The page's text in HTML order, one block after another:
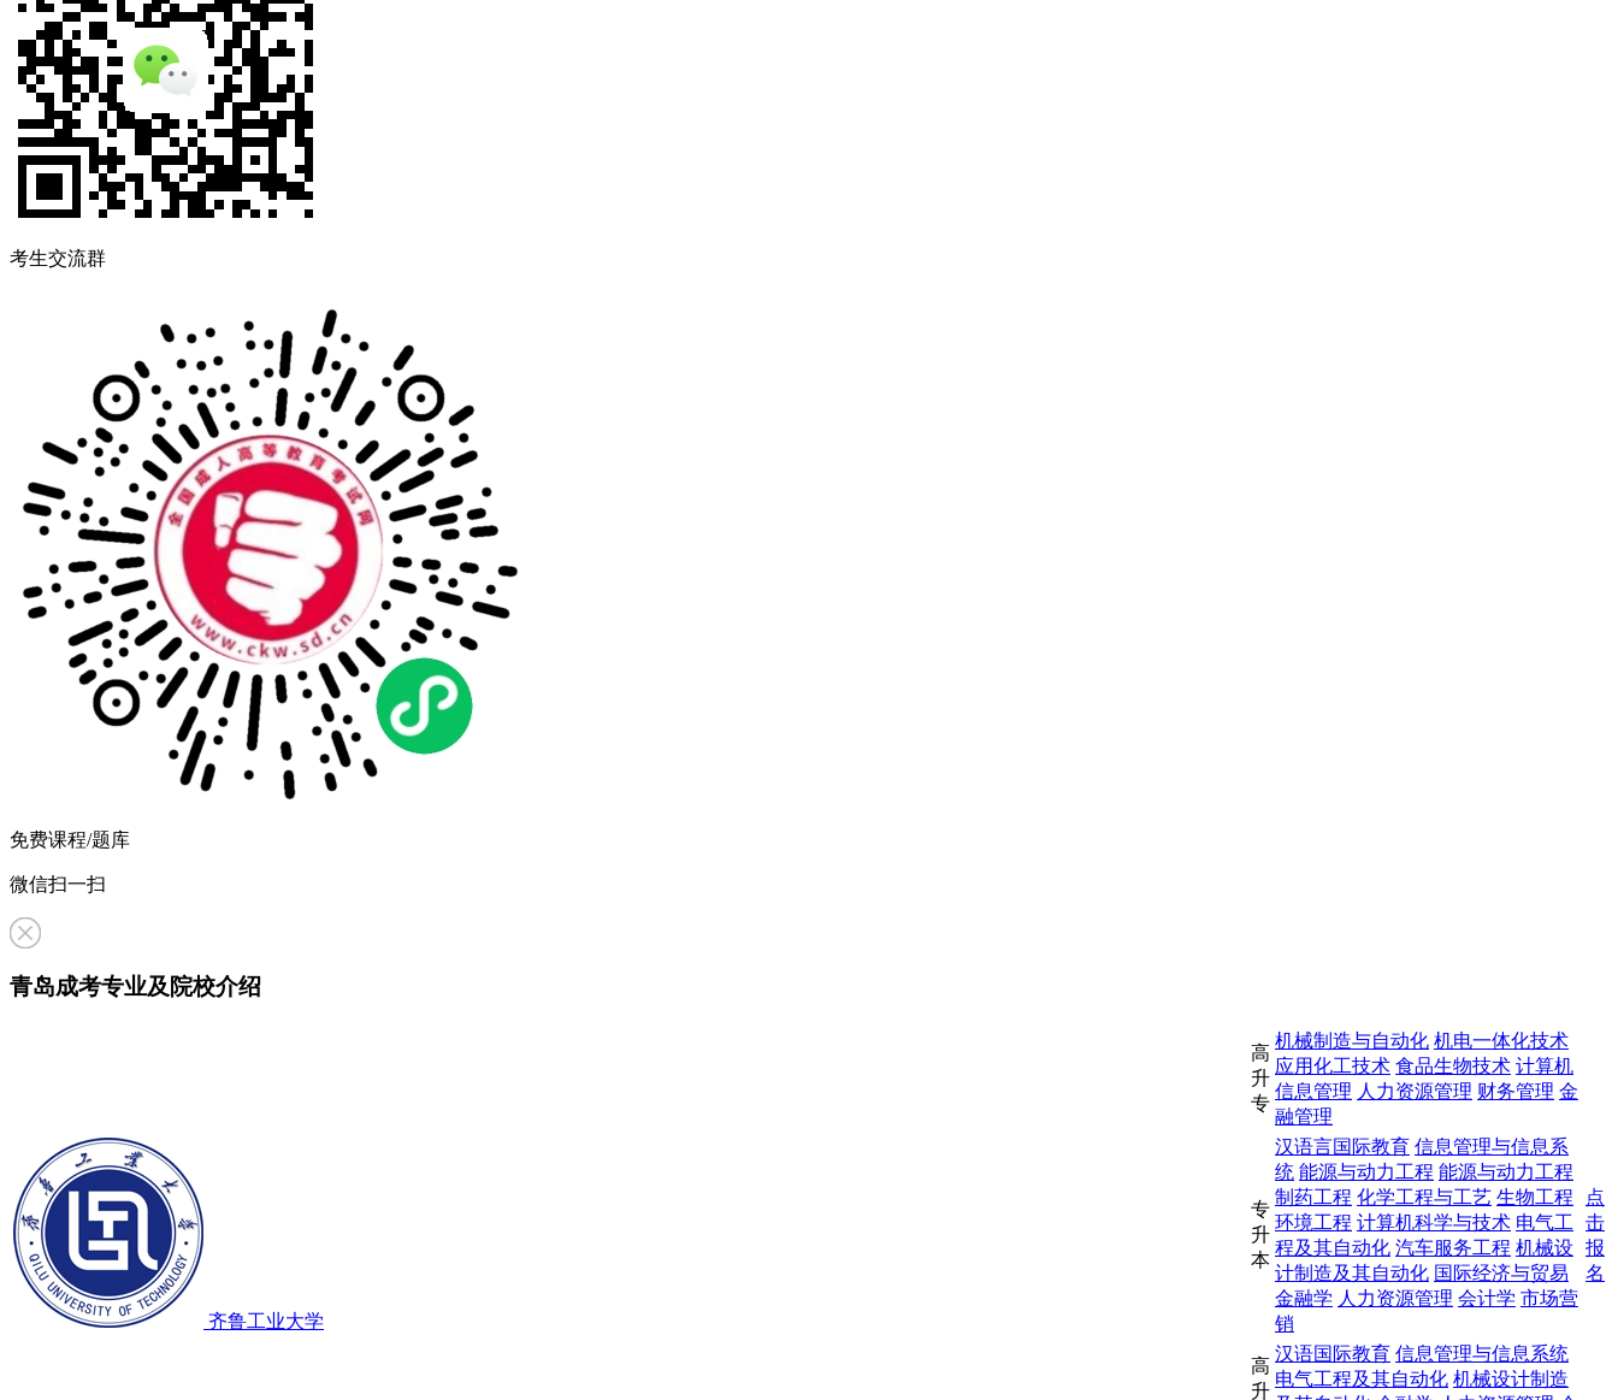
考生交流群
免费课程/题库
微信扫一扫
青岛成考专业及院校介绍
齐鲁工业大学
高
升
专
机械制造与自动化 机电一体化技术
应用化工技术 食品生物技术 计算机
信息管理 人力资源管理 财务管理 金
融管理
点
击
报
名
专
升
本
汉语言国际教育 信息管理与信息系
统 能源与动力工程 能源与动力工程
制药工程 化学工程与工艺 生物工程
环境工程 计算机科学与技术 电气工
程及其自动化 汽车服务工程 机械设
计制造及其自动化 国际经济与贸易
金融学 人力资源管理 会计学 市场营
销
高
升
汉语国际教育 信息管理与信息系统
电气工程及其自动化 机械设计制造